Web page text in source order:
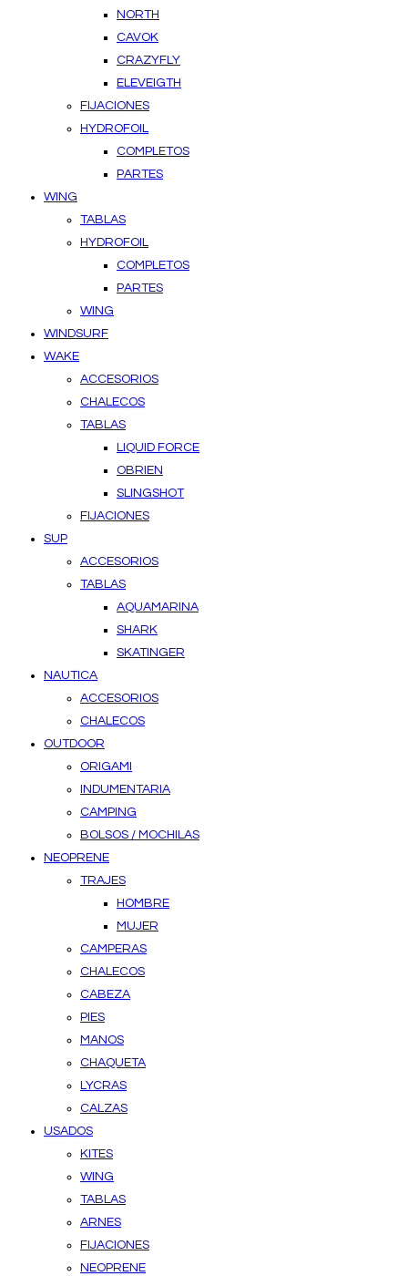
NORTH
CAVOK
CRAZYFLY
ELEVEIGTH
FIJACIONES
HYDROFOIL
COMPLETOS
PARTES
WING
TABLAS
HYDROFOIL
COMPLETOS
PARTES
WING
WINDSURF
WAKE
ACCESORIOS
CHALECOS
TABLAS
LIQUID FORCE
OBRIEN
SLINGSHOT
FIJACIONES
SUP
ACCESORIOS
TABLAS
AQUAMARINA
SHARK
SKATINGER
NAUTICA
ACCESORIOS
CHALECOS
OUTDOOR
ORIGAMI
INDUMENTARIA
CAMPING
BOLSOS / MOCHILAS
NEOPRENE
TRAJES
HOMBRE
MUJER
CAMPERAS
CHALECOS
CABEZA
PIES
MANOS
CHAQUETA
LYCRAS
CALZAS
USADOS
KITES
WING
TABLAS
ARNES
FIJACIONES
NEOPRENE